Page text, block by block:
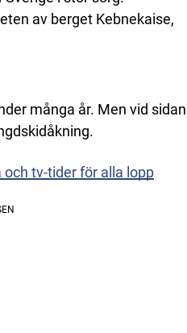
av berget Kebnekaise,
många år. Men vid sidan
tv-tider för alla lopp